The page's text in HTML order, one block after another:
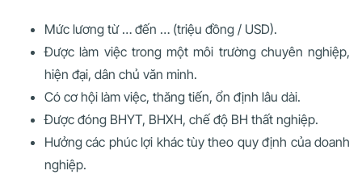
Mức lương từ … đến … (triệu đồng / USD).
Được làm việc trong một môi trường chuyên nghiệp,
hiện đại, dân chủ văn minh.
Có cơ hội làm việc, thăng tiến, ổn định lâu dài.
Được đóng BHYT, BHXH, chế độ BH thất nghiệp.
Hưởng các phúc lợi khác tùy theo quy định của doanh
nghiệp.